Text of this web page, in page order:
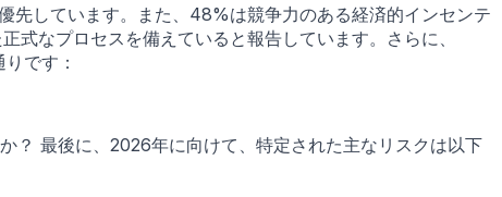
先しています。また、48%は競争力のある経済的インセンテ
なプロセスを備えていると報告しています。さらに、
です：
？ 最後に、2026年に向けて、特定された主なリスクは以下